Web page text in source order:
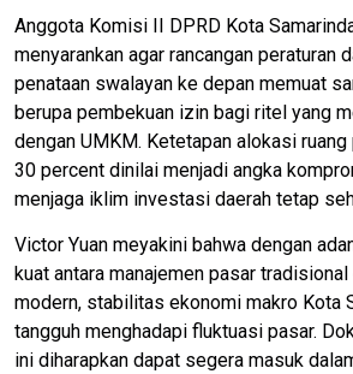
Anggota Komisi II DPRD Kota
menyarankan agar rancangan peraturan
penataan swalayan ke depan memuat
berupa pembekuan izin bagi ritel yang
dengan UMKM. Ketetapan alokasi
30 percent dinilai menjadi angka
menjaga iklim investasi daerah tetap
​Victor Yuan meyakini bahwa dengan
kuat antara manajemen pasar
modern, stabilitas ekonomi makro Kota
tangguh menghadapi fluktuasi pasar.
ini diharapkan dapat segera masuk